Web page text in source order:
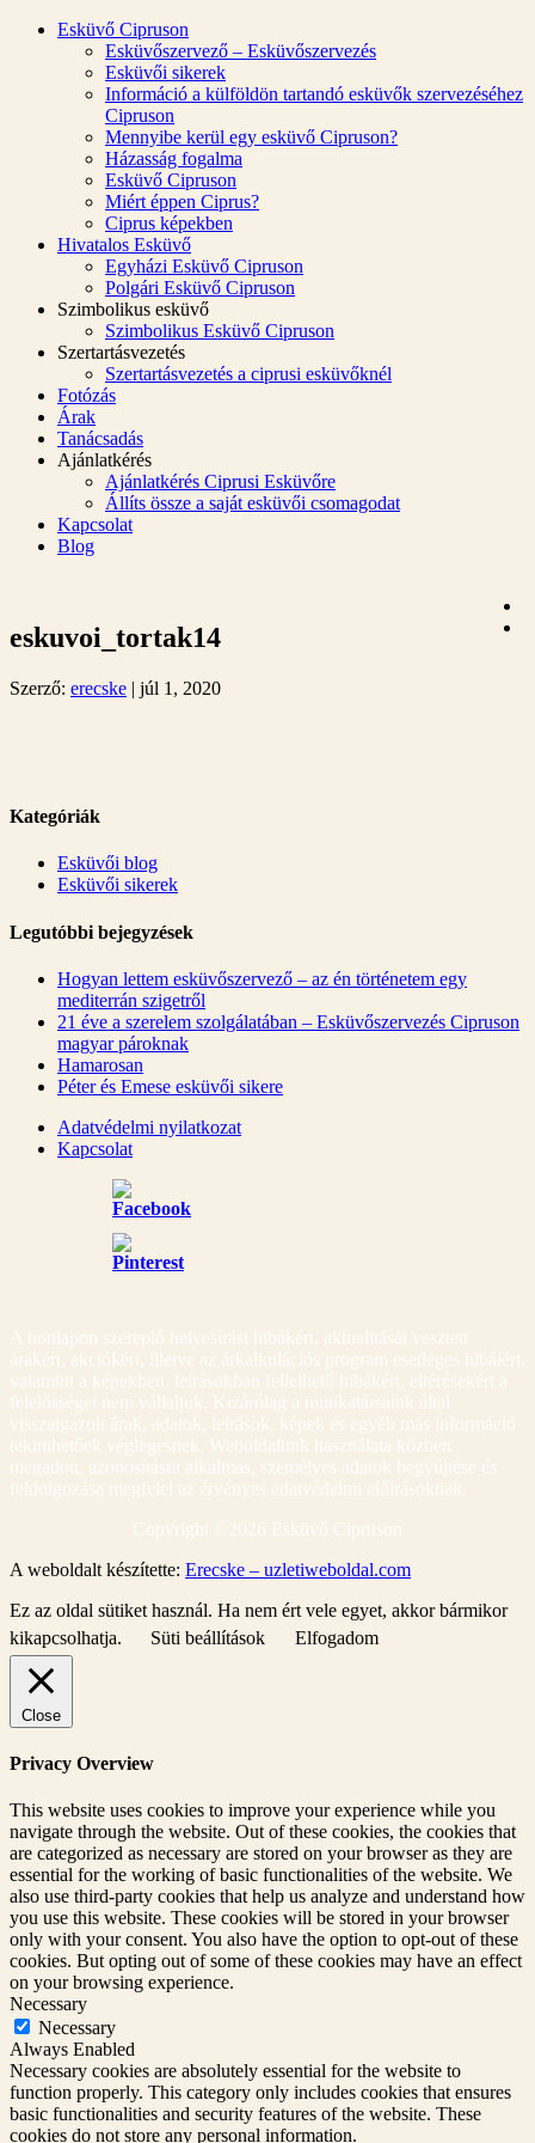
Esküvő Cipruson
Esküvőszervező – Esküvőszervezés
Esküvői sikerek
Információ a külföldön tartandó esküvők szervezéséhez
Cipruson
Mennyibe kerül egy esküvő Cipruson?
Házasság fogalma
Esküvő Cipruson
Miért éppen Ciprus?
Ciprus képekben
Hivatalos Esküvő
Egyházi Esküvő Cipruson
Polgári Esküvő Cipruson
Szimbolikus esküvő
Szimbolikus Esküvő Cipruson
Szertartásvezetés
Szertartásvezetés a ciprusi esküvőknél
Fotózás
Árak
Tanácsadás
Ajánlatkérés
Ajánlatkérés Ciprusi Esküvőre
Állíts össze a saját esküvői csomagodat
Kapcsolat
Blog
eskuvoi_tortak14
Szerző: erecske | júl 1, 2020
Kategóriák
Esküvői blog
Esküvői sikerek
Legutóbbi bejegyzések
Hogyan lettem esküvőszervező – az én történetem egy
mediterrán szigetről
21 éve a szerelem szolgálatában – Esküvőszervezés Cipruson
magyar pároknak
Hamarosan
Péter és Emese esküvői sikere
Adatvédelmi nyilatkozat
Kapcsolat
A honlapon szereplő helyesírási hibákért, aktualitását vesztett
árakért, akciókért, illetve az árkalkulációs program esetleges hibáiért,
valamint a képekben, leírásokban fellelhető hibákért, eltérésekért a
felelősséget nem vállaljuk. Kizárólag a munkatársaink által
visszaigazolt árak, adatok, leírások, képek és egyéb más információ
tekinthetőek véglegesnek. Weboldalunk használata közben
megadott, azonosításra alkalmas, személyes adatok begyűjtése és
feldolgozása megfelel az érvényes adatvédelmi előírásoknak.
Copyright ©
2026 Esküvő Cipruson
A weboldalt készítette: Erecske – uzletiweboldal.com
Ez az oldal sütiket használ. Ha nem ért vele egyet, akkor bármikor
kikapcsolhatja.
Süti beállítások Elfogadom
Close
Privacy Overview
This website uses cookies to improve your experience while you
navigate through the website. Out of these cookies, the cookies that
are categorized as necessary are stored on your browser as they are
essential for the working of basic functionalities of the website. We
also use third-party cookies that help us analyze and understand how
you use this website. These cookies will be stored in your browser
only with your consent. You also have the option to opt-out of these
cookies. But opting out of some of these cookies may have an effect
on your browsing experience.
Necessary
Necessary
Always Enabled
Necessary cookies are absolutely essential for the website to
function properly. This category only includes cookies that ensures
basic functionalities and security features of the website. These
cookies do not store any personal information.